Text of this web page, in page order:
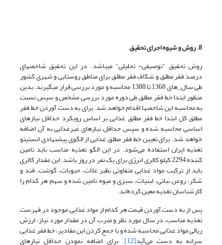
8. روش و شیوه اجرای تحقیق
روش تحقیق "توصیفی- تحلیلی" می­باشد. در این تحقیق شاخص­های
درصد فقر مطلق و شکاف فقر مطلق برای مناطق روستایی و شهری کشور
طی سال_های 1368 تا 1388 محاسبه و مورد بررسی قرار میگیرند. بدین
منظور ابتدا خط فقر مطلق طی دوره مورد بررسی مشخص و سپس نسبت
به محاسبه این شاخصها اقدام خواهد شد. برای به دست آوردن خط فقر
مطلق کل ابتدا خط فقر مطلق غذایی بر اساس رویکرد حداقل نیازهای
اساسی محاسبه شده و سپس حداقل نیازهای غیرغذایی به آن اضافه
خواهد شد. برای تعیین خط فقر مطلق غذایی از الگوی پیشنهادی انستیتو
تغذیه ایران استفاده می‌شود. در این الگو تغذیه مناسب باید تامین
کننده 2294 کیلو کالری انرژی برای یک نفر در روز باشد. این مقدار کالری
باید از ترکیب مواد غذایی متفاوتی نظیر غلات، حبوبات، گوشت، قند و
شکر، روغن نباتی، لبنیات، سبزی و میوه تامین شده و سهم هر کدام را
کارشناسان تغذیه معین کرده‌اند.
پس از به دست آوردن قیمت هر کدام از مواد غذایی موجود در فهرست
تغذیه مناسب، در سال مورد نظر و ضرب آن در مقدار مورد نیاز، ارزش
ریالی مواد غذایی محاسبه شده و با جمع کردن این مقادیر، خط فقر غذایی
سرانه به دست می‌آید[12] . برای اضافه نمودن حداقل نیازهای